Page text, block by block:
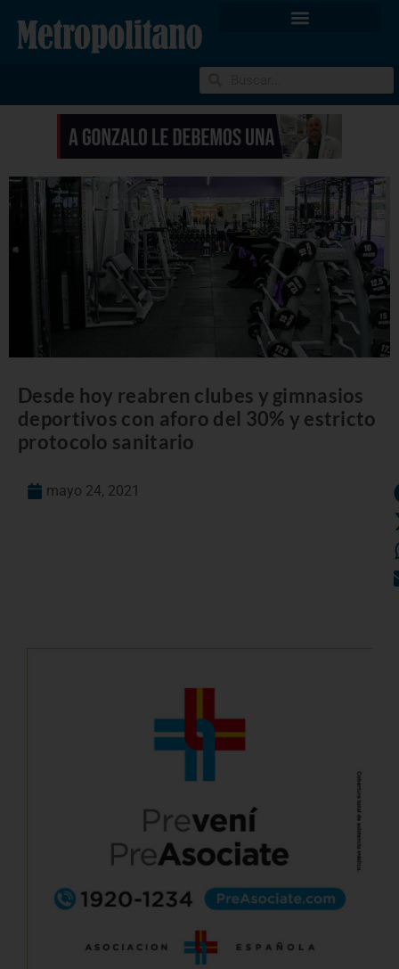
Desde hoy reabren clubes y gimnasios
deportivos con aforo del 30% y estricto
protocolo sanitario
mayo 24, 2021